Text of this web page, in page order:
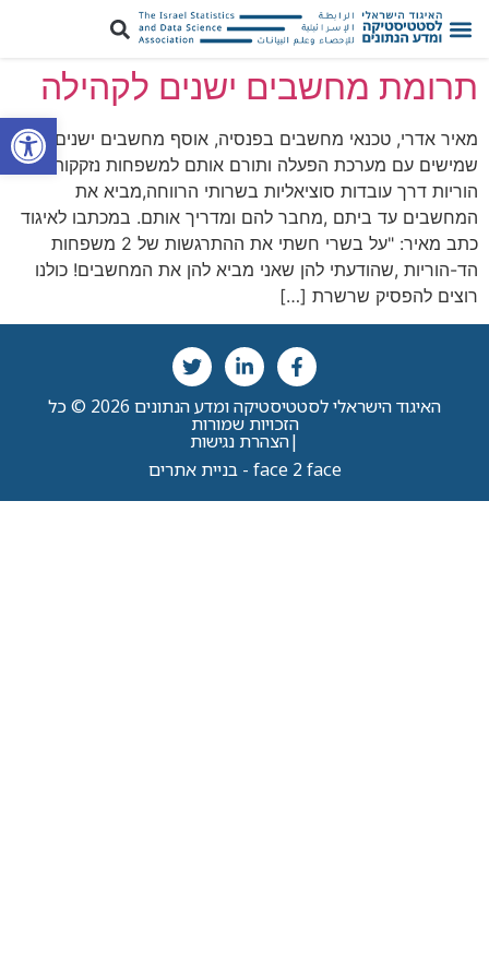
פתח
תרומת מחשבים ישנים לקהילה
מאיר אדרי, טכנאי מחשבים בפנסיה, אוסף מחשבים ישנים אך
שמישים עם מערכת הפעלה ותורם אותם למשפחות נזקקות וחד
הוריות דרך עובדות סוציאליות בשרותי הרווחה,מביא את
המחשבים עד ביתם ,מחבר להם ומדריך אותם. במכתבו לאיגוד
כתב מאיר: "על בשרי חשתי את ההתרגשות של 2 משפחות
הד-הוריות ,שהודעתי להן שאני מביא להן את המחשבים! כולנו
רוצים להפסיק שרשרת […]
האיגוד הישראלי לסטטיסטיקה ומדע הנתונים 2026 © כל
הזכויות שמורות
|הצהרת נגישות
face 2 face - בניית אתרים